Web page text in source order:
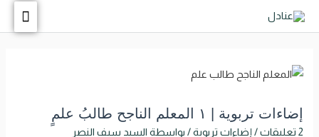
إضاءات تربوية | ١ المعلم الناجح طالبُ علمٍ
2 تعليقات / إضاءات تربوية/ بواسطة السيد سيف النصر